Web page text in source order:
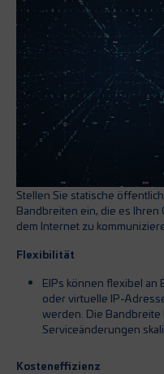
Stellen Sie statische
Bandbreiten ein, die es
dem Internet zu
Flexibilität
EIPs können flexibel an
oder virtuelle IP-
werden. Die
Serviceänderungen
Kosteneffizienz